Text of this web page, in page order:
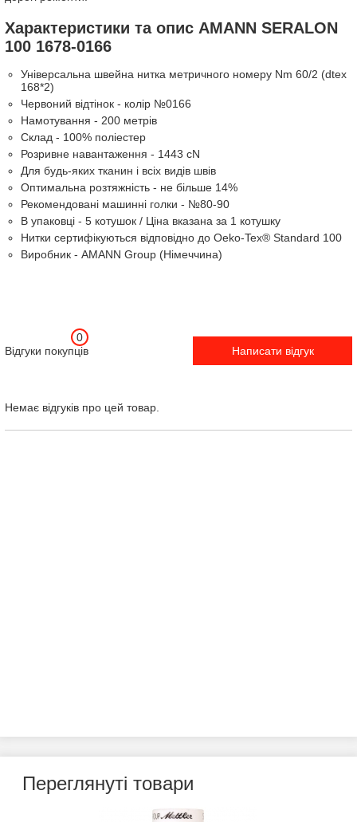
Характеристики та опис AMANN SERALON
100 1678-0166
Універсальна швейна нитка метричного номеру Nm 60/2 (dtex
168*2)
Червоний відтінок - колір №0166
Намотування - 200 метрів
Склад - 100% поліестер
Розривне навантаження - 1443 cN
Для будь-яких тканин і всіх видів швів
Оптимальна розтяжність - не більше 14%
Рекомендовані машинні голки - №80-90
В упаковці - 5 котушок / Ціна вказана за 1 котушку
Нитки сертифікуються відповідно до Oeko-Tex® Standard 100
Виробник - AMANN Group (Німеччина)
Відгуки покупців
0
Написати відгук
Немає відгуків про цей товар.
Переглянуті товари